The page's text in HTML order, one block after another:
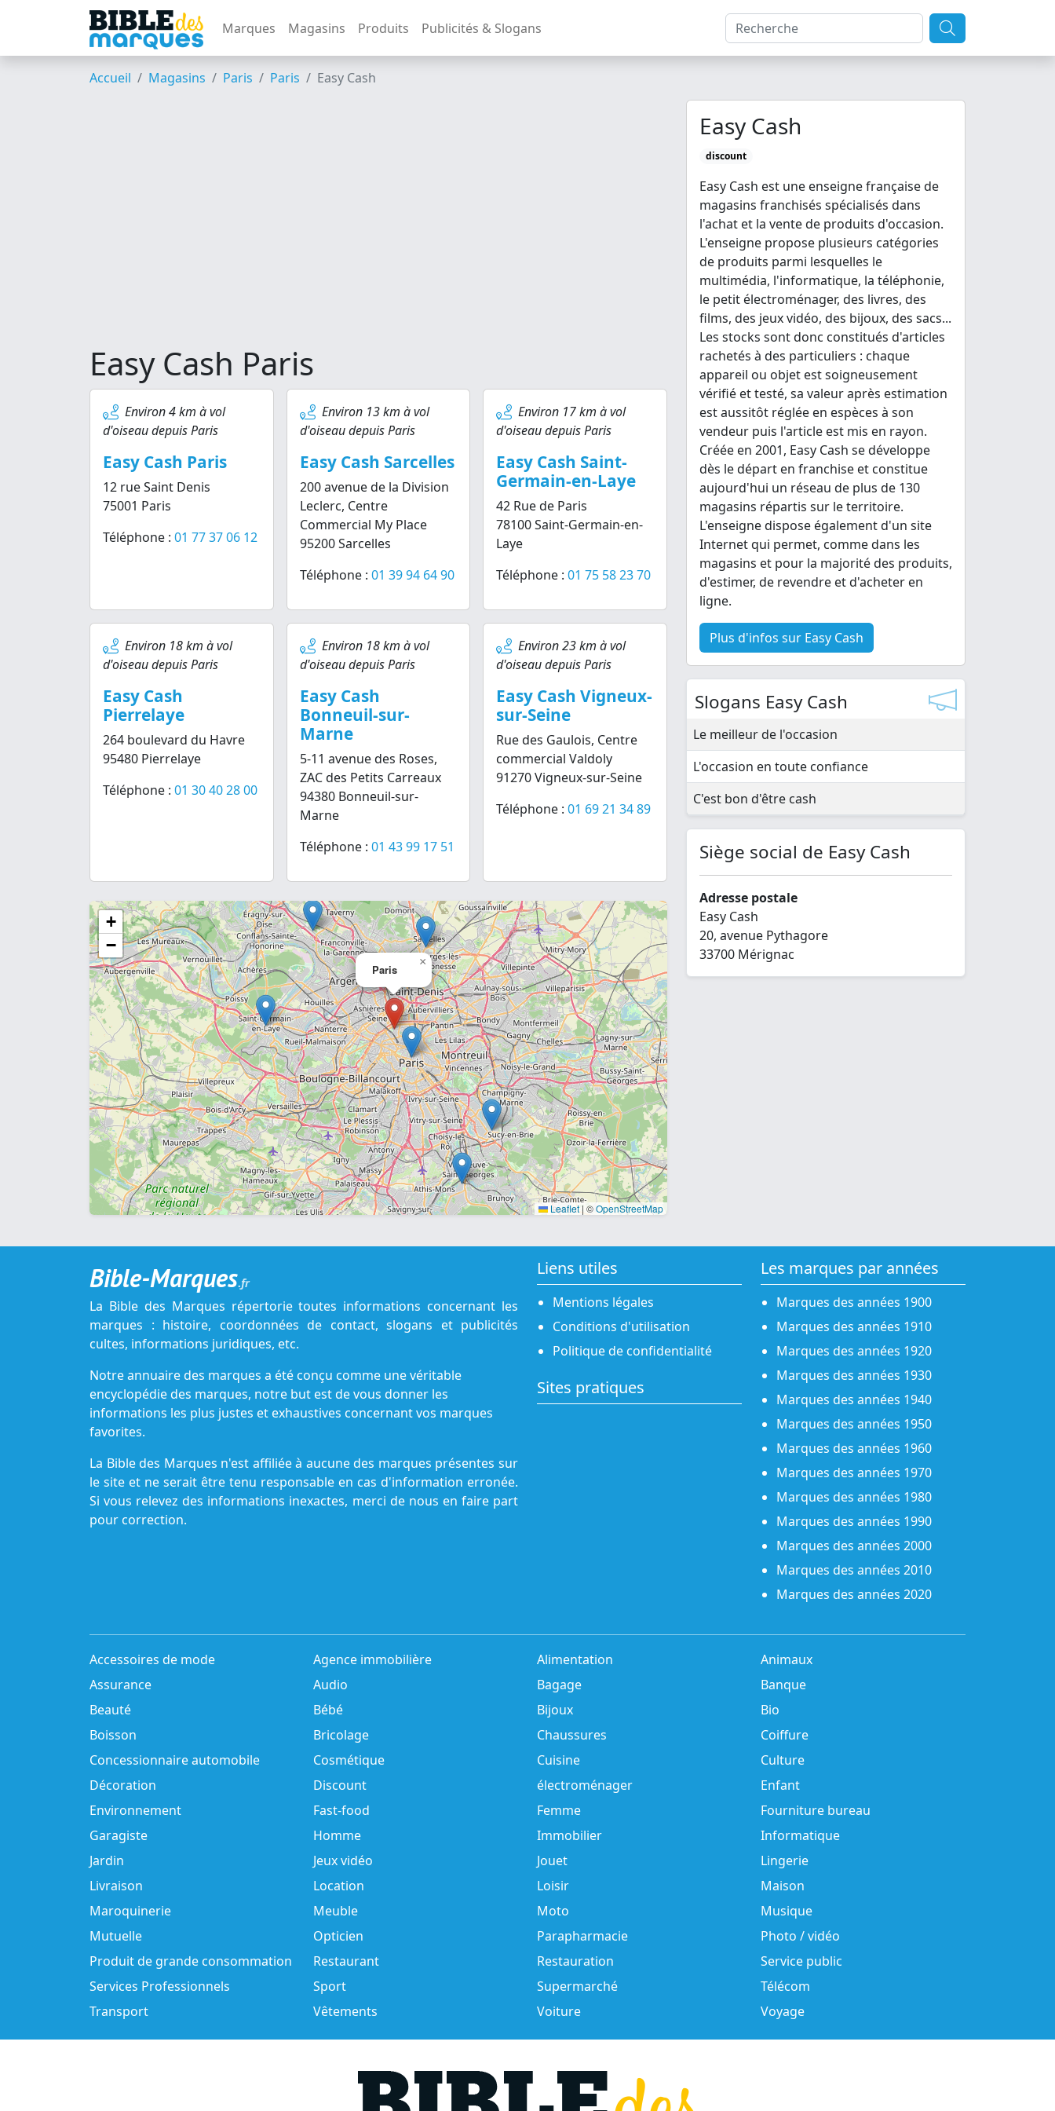
Marques Magasins Produits Publicités & Slogans
Accueil Magasins Paris Paris Easy Cash
Easy Cash Paris
Environ 4 km à vol
d'oiseau depuis Paris
Easy Cash Paris
12 rue Saint Denis
75001 Paris
Téléphone : 01 77 37 06 12
Environ 13 km à vol
d'oiseau depuis Paris
Easy Cash Sarcelles
200 avenue de la Division
Leclerc, Centre
Commercial My Place
95200 Sarcelles
Téléphone : 01 39 94 64 90
Environ 17 km à vol
d'oiseau depuis Paris
Easy Cash Saint-
Germain-en-Laye
42 Rue de Paris
78100 Saint-Germain-en-
Laye
Téléphone :01 75 58 23 70
Environ 18 km à vol
d'oiseau depuis Paris
Easy Cash
Pierrelaye
264 boulevard du Havre
95480 Pierrelaye
Téléphone : 01 30 40 28 00
Environ 18 km à vol
d'oiseau depuis Paris
Easy Cash
Bonneuil-sur-
Marne
5-11 avenue des Roses,
ZAC des Petits Carreaux
94380 Bonneuil-sur-
Marne
Téléphone : 01 43 99 17 51
Environ 23 km à vol
d'oiseau depuis Paris
Easy Cash Vigneux-
sur-Seine
Rue des Gaulois, Centre
commercial Valdoly
91270 Vigneux-sur-Seine
Téléphone :01 69 21 34 89
Paris
×
+
−
Leaflet | ©OpenStreetMap
Easy Cash
discount
Easy Cash est une enseigne française de
magasins franchisés spécialisés dans
l'achat et la vente de produits d'occasion.
L'enseigne propose plusieurs catégories
de produits parmi lesquelles le
multimédia, l'informatique, la téléphonie,
le petit électroménager, des livres, des
films, des jeux vidéo, des bijoux, des sacs...
Les stocks sont donc constitués d'articles
rachetés à des particuliers : chaque
appareil ou objet est soigneusement
vérifié et testé, sa valeur après estimation
est aussitôt réglée en espèces à son
vendeur puis l'article est mis en rayon.
Créée en 2001, Easy Cash se développe
dès le départ en franchise et constitue
aujourd'hui un réseau de plus de 130
magasins répartis sur le territoire.
L'enseigne dispose également d'un site
Internet qui permet, comme dans les
magasins et pour la majorité des produits,
d'estimer, de revendre et d'acheter en
ligne.
Plus d'infos sur Easy Cash
Slogans Easy Cash
Le meilleur de l'occasion
L'occasion en toute confiance
C'est bon d'être cash
Siège social de Easy Cash
Adresse postale
Easy Cash
20, avenue Pythagore
33700 Mérignac
Bible-Marques.fr
La Bible des Marques répertorie toutes informations concernant les
marques : histoire, coordonnées de contact, slogans et publicités
cultes, informations juridiques, etc.
Notre annuaire des marques a été conçu comme une véritable
encyclopédie des marques, notre but est de vous donner les
informations les plus justes et exhaustives concernant vos marques
favorites.
La Bible des Marques n'est affiliée à aucune des marques présentes sur
le site et ne serait être tenu responsable en cas d'information erronée.
Si vous relevez des informations inexactes, merci de nous en faire part
pour correction.
Liens utiles
Mentions légales
Conditions d'utilisation
Politique de confidentialité
Sites pratiques
Les marques par années
Marques des années 1900
Marques des années 1910
Marques des années 1920
Marques des années 1930
Marques des années 1940
Marques des années 1950
Marques des années 1960
Marques des années 1970
Marques des années 1980
Marques des années 1990
Marques des années 2000
Marques des années 2010
Marques des années 2020
Accessoires de mode Agence immobilière Alimentation
Animaux
Assurance
Audio Bagage
Banque
Beauté
Bébé Bijoux
Bio
Boisson
Bricolage Chaussures
Coiffure
Concessionnaire automobile
Cosmétique Cuisine
Culture
Décoration
Discount électroménager
Enfant
Environnement
Fast-food Femme
Fourniture bureau
Garagiste
Homme Immobilier
Informatique
Jardin
Jeux vidéo Jouet
Lingerie
Livraison
Location Loisir
Maison
Maroquinerie
Meuble Moto
Musique
Mutuelle
Opticien Parapharmacie
Photo / vidéo
Produit de grande consommation
Restaurant Restauration
Service public
Services Professionnels
Sport Supermarché
Télécom
Transport
Vêtements Voiture Voyage